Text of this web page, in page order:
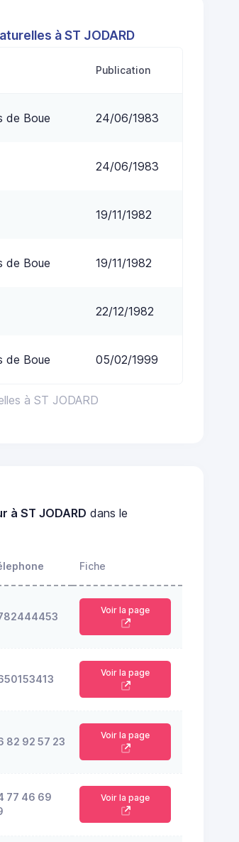
à ST JODARD
à ST JODARD
Publication
de Boue 24/06/1983
24/06/1983
19/11/1982
de Boue 19/11/1982
22/12/1982
de Boue 05/02/1999
à ST JODARD dans le
Fiche
Voir la page
Voir la page
82 92 57 23
Voir la page
77 46 69
Voir la page